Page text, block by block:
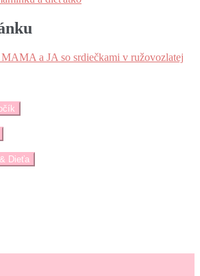
MAMA a JA so srdiečkami v ružovozlatej
Dieťa